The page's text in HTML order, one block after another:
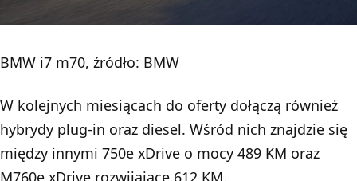
BMW i7 m70, źródło: BMW
W kolejnych miesiącach do oferty dołączą również
hybrydy plug-in oraz diesel. Wśród nich znajdzie się
między innymi 750e xDrive o mocy 489 KM oraz
M760e xDrive rozwijające 612 KM.